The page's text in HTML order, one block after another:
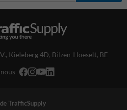
Kieleberg 4D, Bilzen-Hoeselt, BE
TrafficSupply